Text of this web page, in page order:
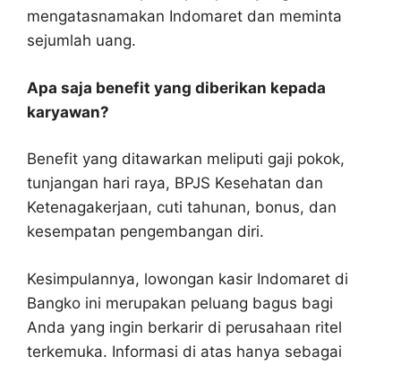
mengatasnamakan Indomaret dan meminta
sejumlah uang.
Apa saja benefit yang diberikan kepada
karyawan?
Benefit yang ditawarkan meliputi gaji pokok,
tunjangan hari raya, BPJS Kesehatan dan
Ketenagakerjaan, cuti tahunan, bonus, dan
kesempatan pengembangan diri.
Kesimpulannya, lowongan kasir Indomaret di
Bangko ini merupakan peluang bagus bagi
Anda yang ingin berkarir di perusahaan ritel
terkemuka. Informasi di atas hanya sebagai